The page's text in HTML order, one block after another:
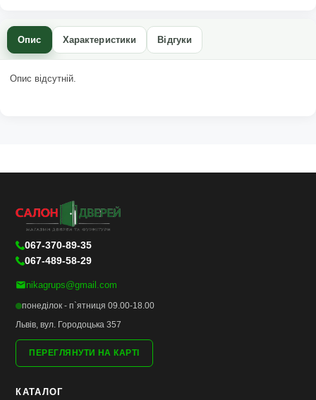
Опис Характеристики Відгуки
Опис відсутній.
067-370-89-35
067-489-58-29
nikagrups@gmail.com
понеділок - п`ятниця 09.00-18.00
Львів, вул. Городоцька 357
ПЕРЕГЛЯНУТИ НА КАРТІ
КАТАЛОГ